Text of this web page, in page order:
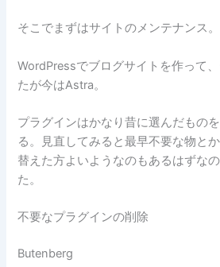
そこでまずはサイトのメンテナンス。
WordPressでブログサイトを作って
たが今はAstra。
プラグインはかなり昔に選んだもの
る。見直してみると最早不要な物と
替えた方よいようなのもあるはずな
た。
不要なプラグインの削除
Butenberg